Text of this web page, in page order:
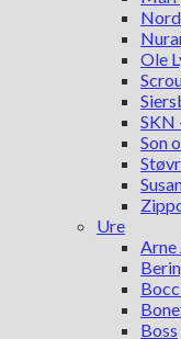
Ole
SKN
Son
Ure
Arne
Boss